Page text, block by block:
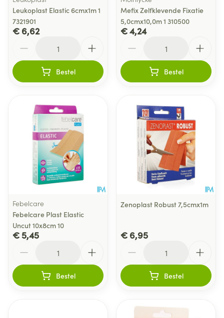
Leukoplast Elastic 6cmx1m 1
7321901
€ 6,62
Bestel
Mefix Zelfklevende Fixatie
5,0cmx10,0m 1 310500
€ 4,24
Bestel
Febelcare
Febelcare Plast Elastic
Uncut 10x8cm 10
€ 5,45
Bestel
Zenoplast Robust 7,5cmx1m
€ 6,95
Bestel